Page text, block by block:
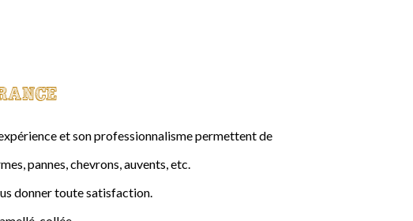
et son professionnalisme permettent de
pannes, chevrons, auvents, etc.
donner toute satisfaction.